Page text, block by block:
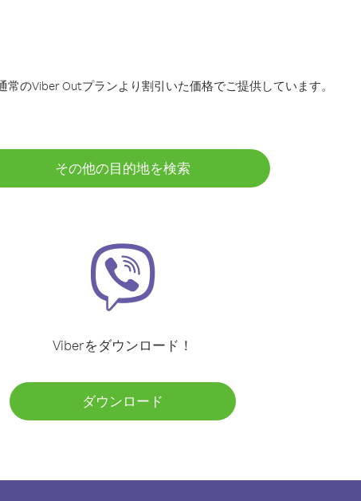
のViber Outプランより割引いた価格でご提供しています。
その他の目的地を検索
Viberをダウンロード！
ダウンロード